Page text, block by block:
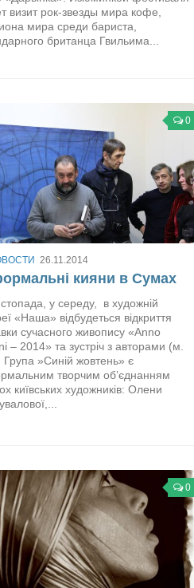
визит рок-звезды мира кофе,
мира среди бариста,
британца Гвильима...
0
26.11.2014
кияни в Сумах
у середу, в художній
«Наша» відбудеться відкриття
сучасного живопису «Anno
– 2014» та зустріч з авторами (м.
Група »Синій жовтень» є
творчим об’єднанням
київських художників: Олени
0